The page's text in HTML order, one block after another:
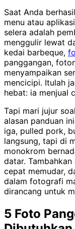
Saat Anda
menu atau
selera adalah
menggulir lewat
kedai barbeque,
panggangan,
menyampaikan
mencicipi. Itulah
hebat: ia menjual
Tapi mari jujur
alasan panduan
iga, pulled pork,
langsung, tapi di
monokrom
datar.
cepat memudar,
dalam fotografi
dirancang untuk
5 Foto